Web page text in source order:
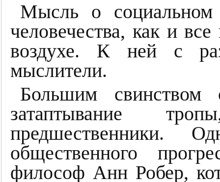
Мысль о социальном
человечества, как и
воздухе. К ней с
мыслители.
Большим
затаптывание
предшественники.
общественного
философ Анн Робер,